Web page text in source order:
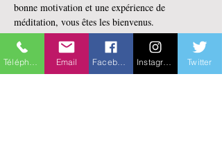
bonne motivation et une expérience de
méditation, vous êtes les bienvenus.
Cet enseignement sera guidé par Maya Bélanger
qui enseigne depuis presque 15 ans et a été
Email Twitter